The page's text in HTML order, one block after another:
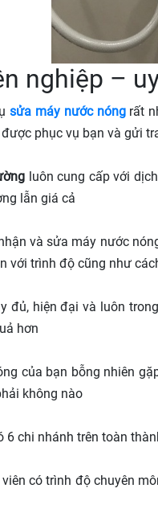
nghiệp –
sửa máy nước nóngrất
phục vụ bạn và gửi
luôn cung cấp với
lẫn giá cả
và sửa máy nước
với trình độ cũng như
đủ, hiện đại và luôn
hơn
của bạn bỗng nhiên
không nào
6 chi nhánh trên toàn
có trình độ chuyên